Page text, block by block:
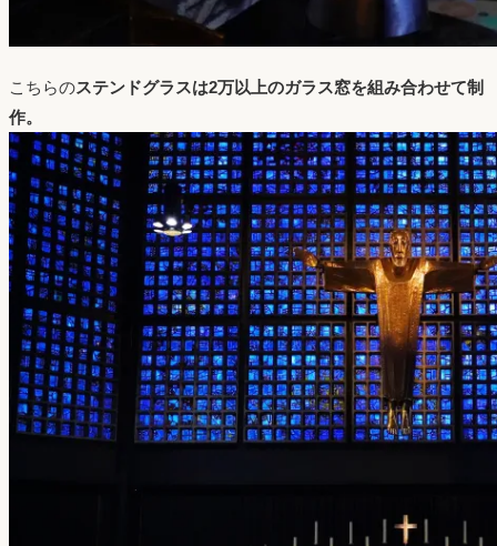
こちらのステンドグラスは2万以上のガラス窓を組み合わせて制
作。